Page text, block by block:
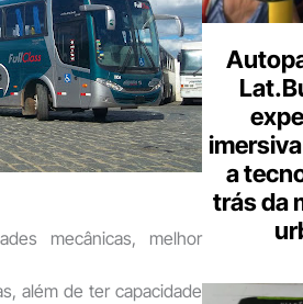
mecânicas, melhor
além de ter capacidade
a
trás da